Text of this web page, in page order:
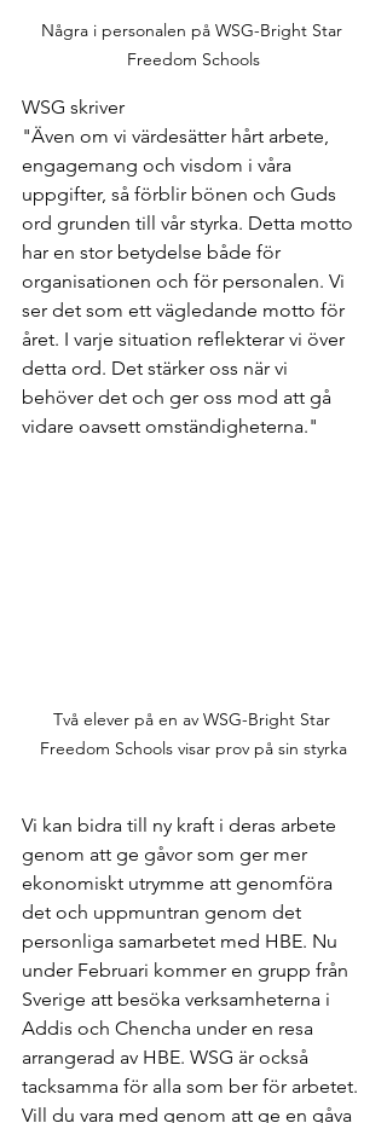
Några i personalen på WSG-Bright Star
Freedom Schools
WSG skriver
"Även om vi värdesätter hårt arbete,
engagemang och visdom i våra
uppgifter, så förblir bönen och Guds
ord grunden till vår styrka. Detta motto
har en stor betydelse både för
organisationen och för personalen. Vi
ser det som ett vägledande motto för
året. I varje situation reflekterar vi över
detta ord. Det stärker oss när vi
behöver det och ger oss mod att gå
vidare oavsett omständigheterna."
Två elever på en av WSG-Bright Star
Freedom Schools visar prov på sin styrka
Vi kan bidra till ny kraft i deras arbete
genom att ge gåvor som ger mer
ekonomiskt utrymme att genomföra
det och uppmuntran genom det
personliga samarbetet med HBE. Nu
under Februari kommer en grupp från
Sverige att besöka verksamheterna i
Addis och Chencha under en resa
arrangerad av HBE. WSG är också
tacksamma för alla som ber för arbetet.
Vill du vara med genom att ge en gåva